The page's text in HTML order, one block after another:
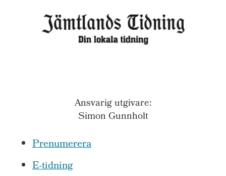
Ansvarig utgivare:
Simon Gunnholt
Prenumerera
E-tidning